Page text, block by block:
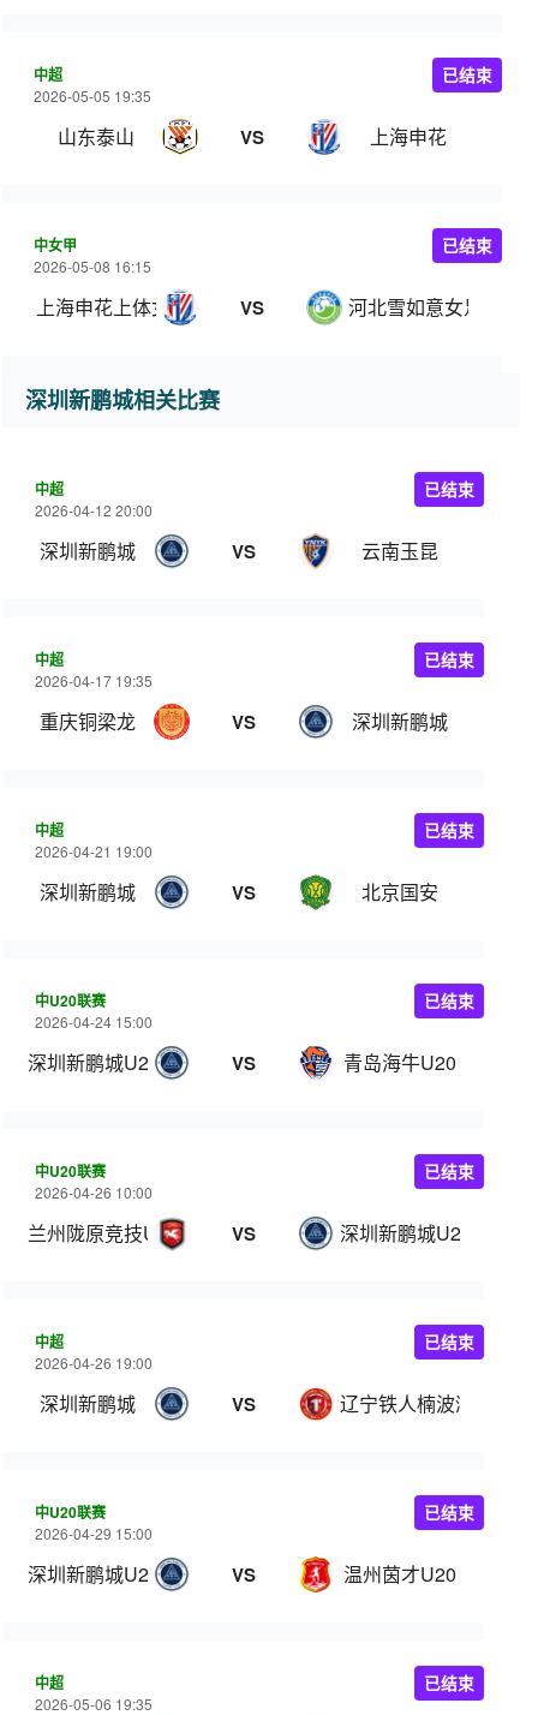
中超
2026-05-05 19:35
山东泰山 VS 上海申花
已结束
中女甲
2026-05-08 16:15
上海申花上体女足 VS 河北雪如意女足
已结束
深圳新鹏城相关比赛
中超
2026-04-12 20:00
深圳新鹏城 VS 云南玉昆
已结束
中超
2026-04-17 19:35
重庆铜梁龙 VS 深圳新鹏城
已结束
中超
2026-04-21 19:00
深圳新鹏城 VS 北京国安
已结束
中U20联赛
2026-04-24 15:00
深圳新鹏城U20 VS 青岛海牛U20
已结束
中U20联赛
2026-04-26 10:00
兰州陇原竞技U20 VS 深圳新鹏城U20
已结束
中超
2026-04-26 19:00
深圳新鹏城 VS 辽宁铁人楠波湾
已结束
中U20联赛
2026-04-29 15:00
深圳新鹏城U20 VS 温州茵才U20
已结束
中超
2026-05-06 19:35
已结束